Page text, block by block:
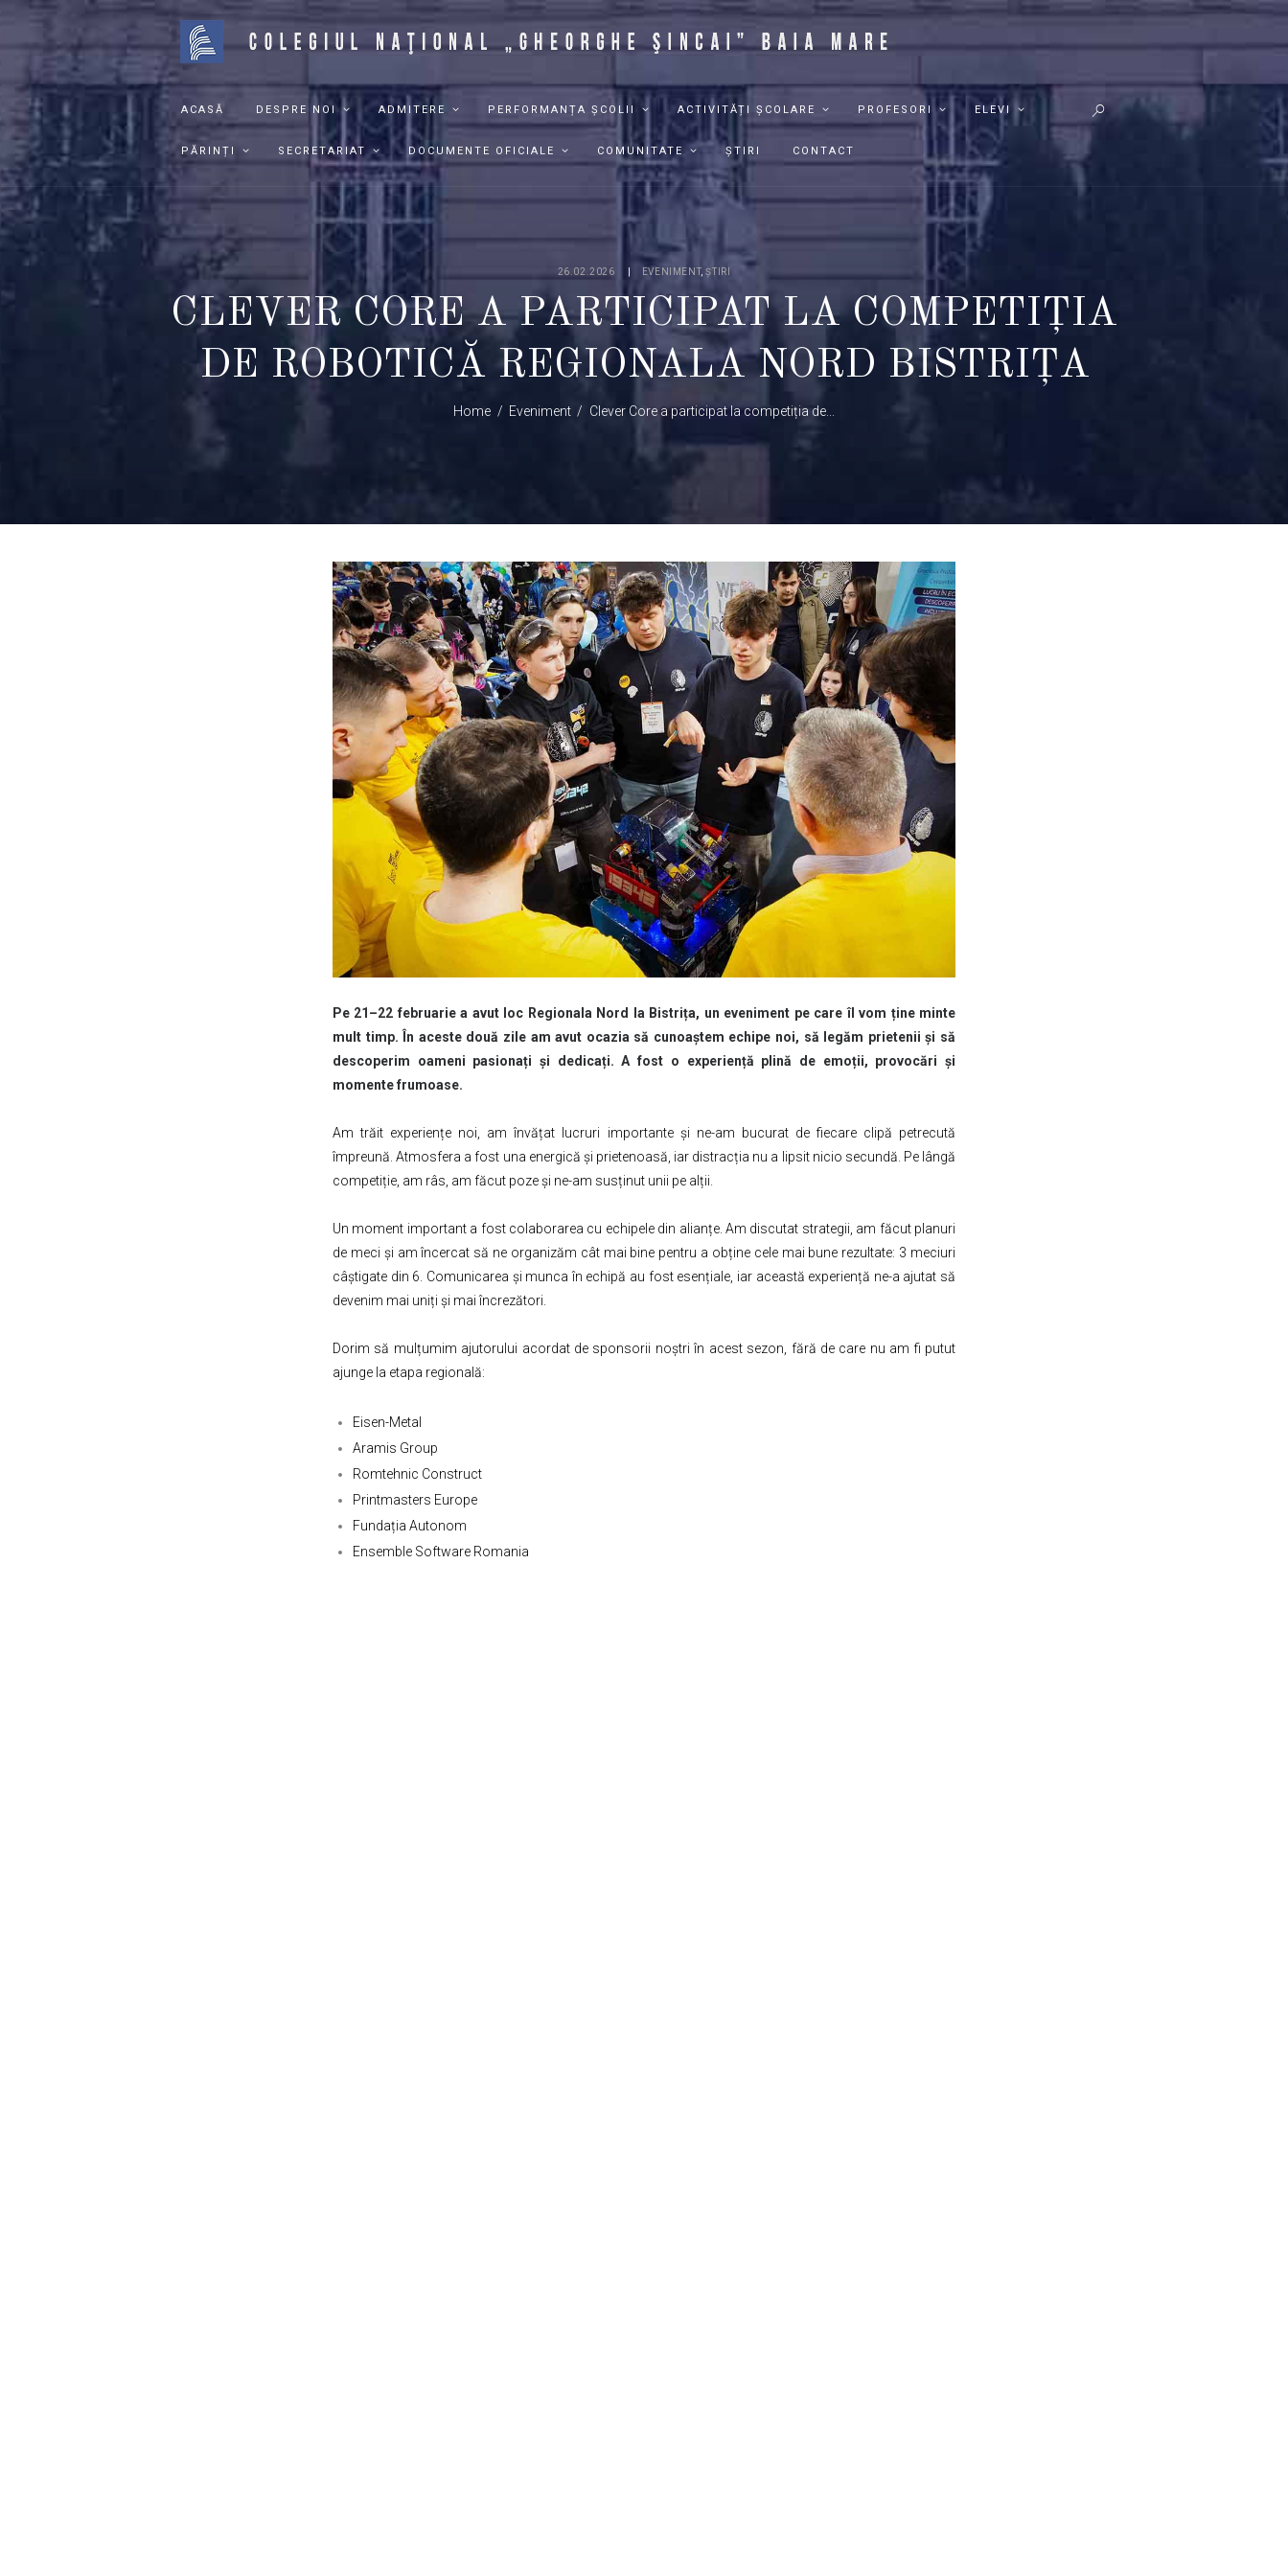
ACASĂ DESPRE NOI ADMITERE PERFORMANȚA ȘCOLII ACTIVITĂȚI ȘCOLARE PROFESORI ELEVI
PĂRINȚI SECRETARIAT DOCUMENTE OFICIALE COMUNITATE ȘTIRI CONTACT
26.02.2026 EVENIMENT,ȘTIRI
CLEVER CORE A PARTICIPAT LA COMPETIȚIA
DE ROBOTICĂ REGIONALA NORD BISTRIȚA
Home Eveniment Clever Core a participat la competiția de...
Pe 21–22 februarie a avut loc Regionala Nord la Bistrița, un eveniment pe care îl vom ține minte
mult timp. În aceste două zile am avut ocazia să cunoaștem echipe noi, să legăm prietenii și să
descoperim oameni pasionați și dedicați. A fost o experiență plină de emoții, provocări și
momente frumoase.
Am trăit experiențe noi, am învățat lucruri importante și ne-am bucurat de fiecare clipă petrecută
împreună. Atmosfera a fost una energică și prietenoasă, iar distracția nu a lipsit nicio secundă. Pe lângă
competiție, am râs, am făcut poze și ne-am susținut unii pe alții.
Un moment important a fost colaborarea cu echipele din alianțe. Am discutat strategii, am făcut planuri
de meci și am încercat să ne organizăm cât mai bine pentru a obține cele mai bune rezultate: 3 meciuri
câștigate din 6. Comunicarea și munca în echipă au fost esențiale, iar această experiență ne-a ajutat să
devenim mai uniți și mai încrezători.
Dorim să mulțumim ajutorului acordat de sponsorii noștri în acest sezon, fără de care nu am fi putut
ajunge la etapa regională:
Eisen-Metal
Aramis Group
Romtehnic Construct
Printmasters Europe
Fundația Autonom
Ensemble Software Romania